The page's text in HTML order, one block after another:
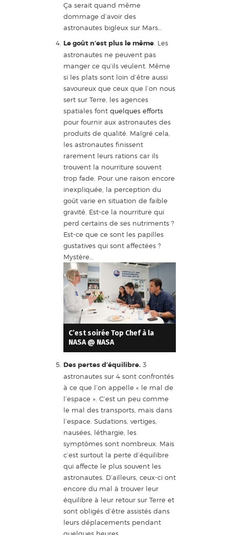
Ça serait quand même
dommage d’avoir des
astronautes bigleux sur Mars…
Le goût n’est plus le même. Les
astronautes ne peuvent pas
manger ce qu’ils veulent. Même
si les plats sont loin d’être aussi
savoureux que ceux que l’on nous
sert sur Terre, les agences
spatiales font quelques efforts
pour fournir aux astronautes des
produits de qualité. Malgré cela,
les astronautes finissent
rarement leurs rations car ils
trouvent la nourriture souvent
trop fade. Pour une raison encore
inexpliquée, la perception du
goût varie en situation de faible
gravité. Est-ce la nourriture qui
perd certains de ses nutriments ?
Est-ce que ce sont les papilles
gustatives qui sont affectées ?
Mystère…
C’est soirée Top Chef à la
NASA @ NASA
Des pertes d’équilibre.3
astronautes sur 4 sont confrontés
à ce que l’on appelle « le mal de
l’espace ». C’est un peu comme
le mal des transports, mais dans
l’espace. Sudations, vertiges,
nausées, léthargie, les
symptômes sont nombreux. Mais
c’est surtout la perte d’équilibre
qui affecte le plus souvent les
astronautes. D’ailleurs, ceux-ci ont
encore du mal à trouver leur
équilibre à leur retour sur Terre et
sont obligés d’être assistés dans
leurs déplacements pendant
quelques heures.